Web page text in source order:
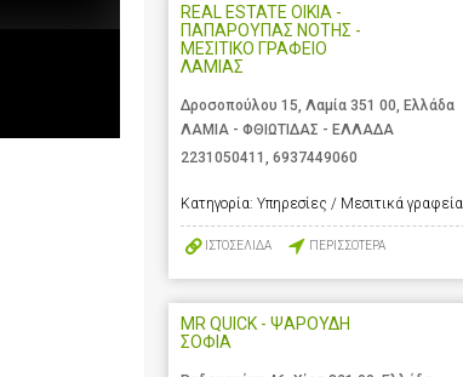
REAL ESTATE OIKIA -
ΠΑΠΑΡΟΥΠΑΣ ΝΟΤΗΣ -
ΜΕΣΙΤΙΚΟ ΓΡΑΦΕΙΟ
ΛΑΜΙΑΣ
Δροσοπούλου 15, Λαμία 351 00, Ελλάδα
ΛΑΜΙΑ - ΦΘΙΩΤΙΔΑΣ - ΕΛΛΑΔΑ
2231050411
6937449060
Κατηγορία: Υπηρεσίες / Μεσιτικά γραφεία
ΙΣΤΟΣΕΛΙΔΑ ΠΕΡΙΣΣΟΤΕΡΑ
MR QUICK - ΨΑΡΟΥΔΗ
ΣΟΦΙΑ